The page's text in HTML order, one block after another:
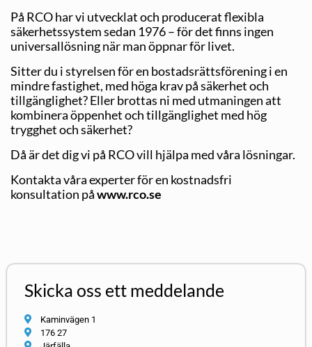
På RCO har vi utvecklat och producerat flexibla
säkerhetssystem sedan 1976 – för det finns ingen
universallösning när man öppnar för livet.
Sitter du i styrelsen för en bostadsrättsförening i en
mindre fastighet, med höga krav på säkerhet och
tillgänglighet? Eller brottas ni med utmaningen att
kombinera öppenhet och tillgänglighet med hög
trygghet och säkerhet?
Då är det dig vi på RCO vill hjälpa med våra lösningar.
Kontakta våra experter för en kostnadsfri
konsultation påwww.rco.se
Skicka oss ett meddelande
Kaminvägen 1
176 27